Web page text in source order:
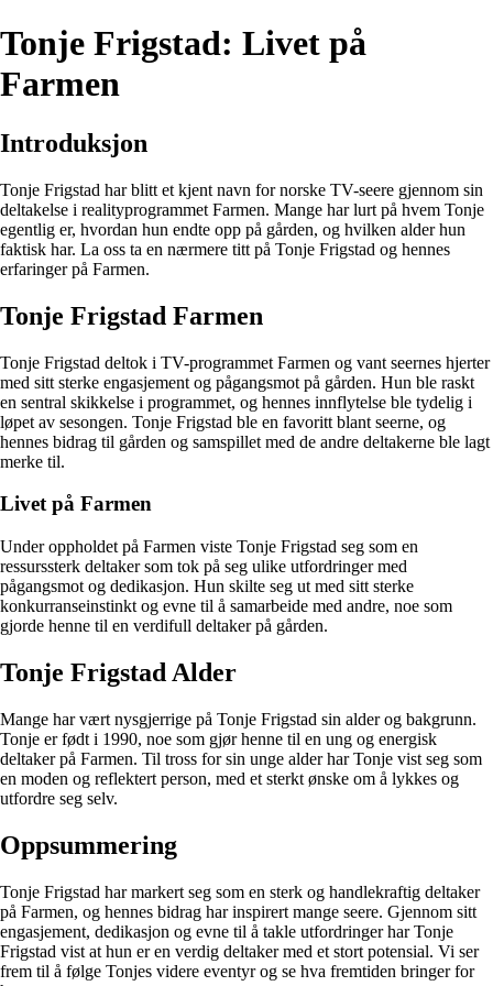
Tonje Frigstad: Livet på
Farmen
Introduksjon
Tonje Frigstad har blitt et kjent navn for norske TV-seere gjennom sin
deltakelse i realityprogrammet Farmen. Mange har lurt på hvem Tonje
egentlig er, hvordan hun endte opp på gården, og hvilken alder hun
faktisk har. La oss ta en nærmere titt på Tonje Frigstad og hennes
erfaringer på Farmen.
Tonje Frigstad Farmen
Tonje Frigstad deltok i TV-programmet Farmen og vant seernes hjerter
med sitt sterke engasjement og pågangsmot på gården. Hun ble raskt
en sentral skikkelse i programmet, og hennes innflytelse ble tydelig i
løpet av sesongen. Tonje Frigstad ble en favoritt blant seerne, og
hennes bidrag til gården og samspillet med de andre deltakerne ble lagt
merke til.
Livet på Farmen
Under oppholdet på Farmen viste Tonje Frigstad seg som en
ressurssterk deltaker som tok på seg ulike utfordringer med
pågangsmot og dedikasjon. Hun skilte seg ut med sitt sterke
konkurranseinstinkt og evne til å samarbeide med andre, noe som
gjorde henne til en verdifull deltaker på gården.
Tonje Frigstad Alder
Mange har vært nysgjerrige på Tonje Frigstad sin alder og bakgrunn.
Tonje er født i 1990, noe som gjør henne til en ung og energisk
deltaker på Farmen. Til tross for sin unge alder har Tonje vist seg som
en moden og reflektert person, med et sterkt ønske om å lykkes og
utfordre seg selv.
Oppsummering
Tonje Frigstad har markert seg som en sterk og handlekraftig deltaker
på Farmen, og hennes bidrag har inspirert mange seere. Gjennom sitt
engasjement, dedikasjon og evne til å takle utfordringer har Tonje
Frigstad vist at hun er en verdig deltaker med et stort potensial. Vi ser
frem til å følge Tonjes videre eventyr og se hva fremtiden bringer for